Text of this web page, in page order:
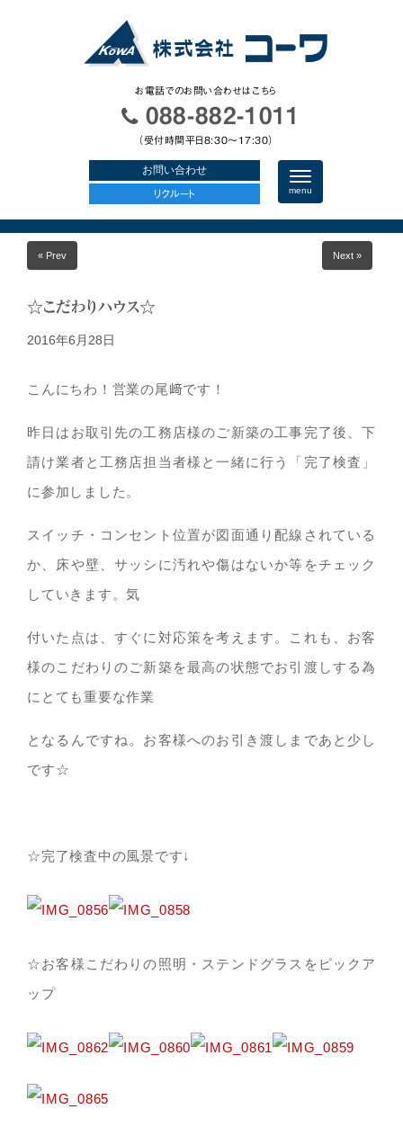
お電話でのお問い合わせはこちら
088-882-1011
（受付時間平日8:30〜17:30）
お問い合わせ
リクルート
N
a
v
i
g
menu
« Prev Next »
☆こだわりハウス☆
2016年6月28日
こんにちわ！営業の尾﨑です！
昨日はお取引先の工務店様のご新築の工事完了後、下
請け業者と工務店担当者様と一緒に行う「完了検査」
に参加しました。
スイッチ・コンセント位置が図面通り配線されている
か、床や壁、サッシに汚れや傷はないか等をチェック
していきます。気
付いた点は、すぐに対応策を考えます。これも、お客
様のこだわりのご新築を最高の状態でお引渡しする為
にとても重要な作業
となるんですね。お客様へのお引き渡しまであと少し
です☆
☆完了検査中の風景です↓
☆お客様こだわりの照明・ステンドグラスをピックア
ップ